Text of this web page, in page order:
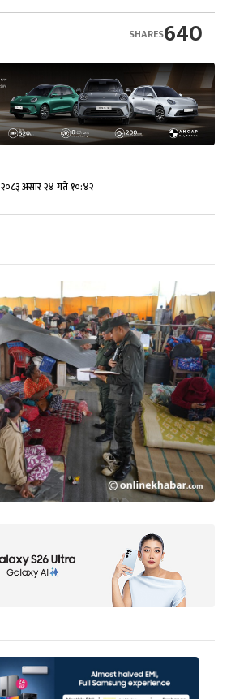
640
SHARES
२०८३ असार २४ गते १०:४२